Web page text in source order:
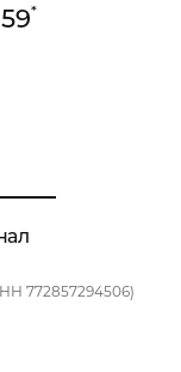
*
772857294506)